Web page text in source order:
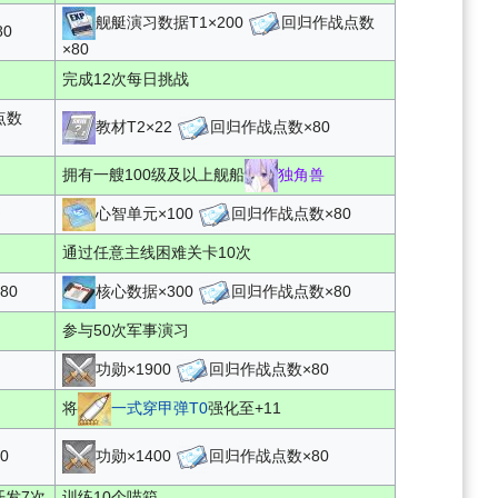
舰艇演习数据T1×200
回归作战点数
×80
完成12次每日挑战
数
教材T2×22 回归作战点数×80
拥有一艘100级及以上舰船 独角兽
心智单元×100 回归作战点数×80
通过任意主线困难关卡10次
核心数据×300 回归作战点数×80
参与50次军事演习
功勋×1900 回归作战点数×80
将 一式穿甲弹T0强化至+11
功勋×1400 回归作战点数×80